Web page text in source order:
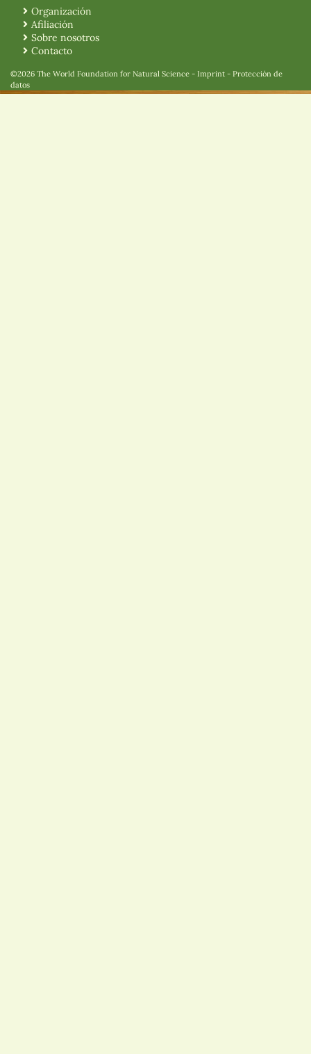
Organización
Afiliación
Sobre nosotros
Contacto
©2026 The World Foundation for Natural Science - Imprint - Protección de
datos